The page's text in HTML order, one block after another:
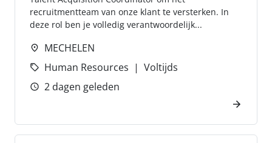
recruitmentteam van onze klant te versterken. In
deze rol ben je volledig verantwoordelijk...
MECHELEN
Human Resources
Voltijds
2 dagen geleden